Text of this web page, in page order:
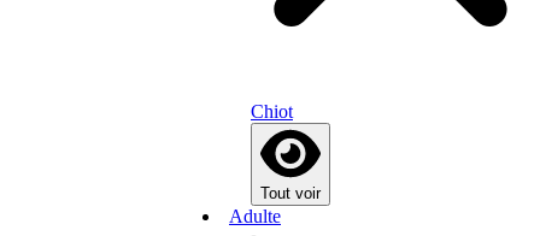
Chiot
Tout voir
Adulte